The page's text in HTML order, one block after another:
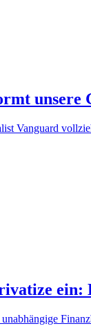
unsere
Vanguard
ein: